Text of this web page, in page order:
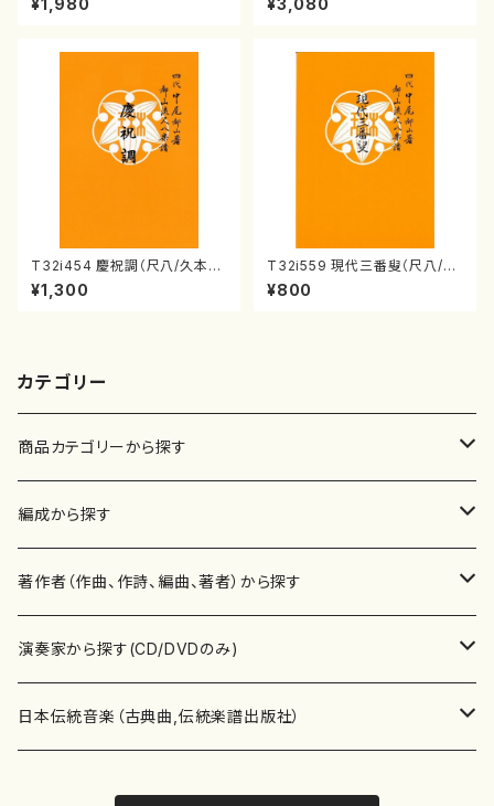
¥1,980
ン/チェロ/吉松 隆：/CD）
¥3,080
T32i454 慶祝調（尺八/久本玄
智/楽譜）都山流公刊楽譜曲番:2
161
¥1,300
T32i559 現代三番叟（尺八/杵
屋正邦/楽譜）都山流公刊楽譜曲
番:2269
¥800
カテゴリー
商品カテゴリーから探す
楽譜
書籍
書籍
テキストブック
CD・DVD
チケット
編成から探す
邦楽器
箏・琴（ソロ）
箏・琴（合奏）
合唱
混声合唱
歌・声
著作者（作曲、作詩、編曲、著者）から探す
あ行
青木省三(アオキ ショウゾウ)
か行
演奏家から探す(CD/DVDのみ)
邦楽（箏、三味線、尺八等）演奏家
日本伝統音楽（古典曲,伝統楽譜出版社）